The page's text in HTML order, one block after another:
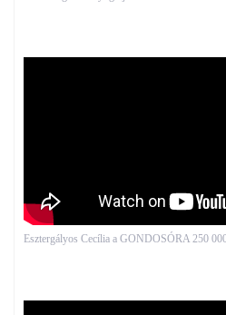
Esztergályos Cecília a GONDOSÓRA 250